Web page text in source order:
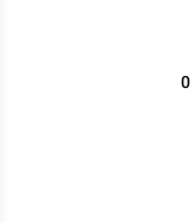
0